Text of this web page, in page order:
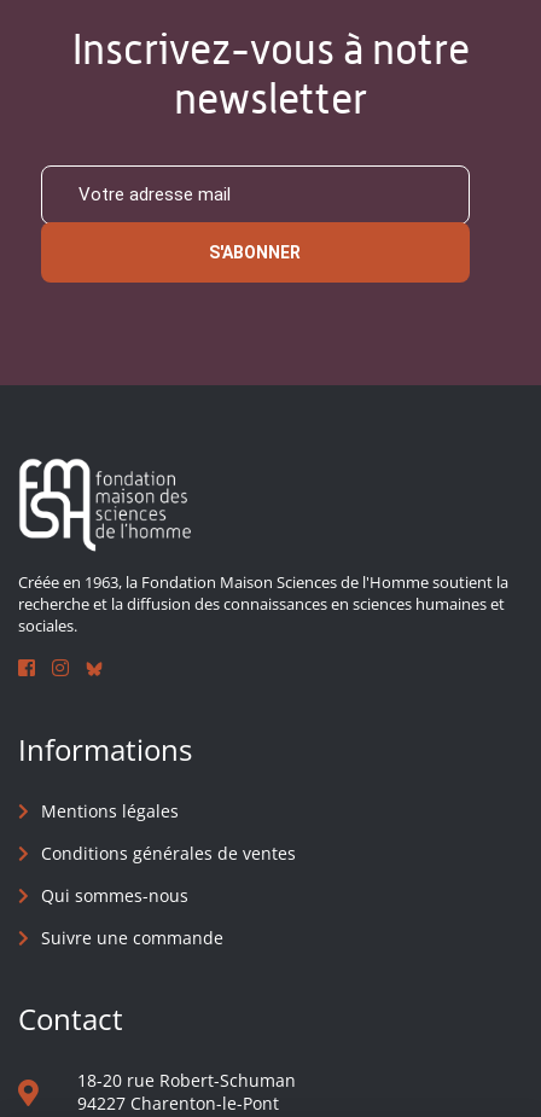
Inscrivez-vous à notre
newsletter
S'ABONNER
Créée en 1963, la Fondation Maison Sciences de l'Homme soutient la
recherche et la diffusion des connaissances en sciences humaines et
sociales.
Informations
Mentions légales
Conditions générales de ventes
Qui sommes-nous
Suivre une commande
Contact
18-20 rue Robert-Schuman
94227 Charenton-le-Pont